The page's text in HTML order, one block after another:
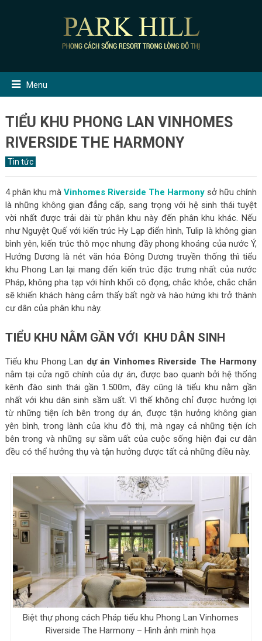
Menu
TIỂU KHU PHONG LAN VINHOMES
RIVERSIDE THE HARMONY
Tin tức
4 phân khu mà Vinhomes Riverside The Harmony sở hữu chính
là những không gian đẳng cấp, sang trọng với hệ sinh thái tuyệt
vời nhất được trải dài từ phân khu này đến phân khu khác. Nếu
như Nguyệt Quế với kiến trúc Hy Lạp điển hình, Tulip là không gian
bình yên, kiến trúc thô mọc nhưng đầy phong khoáng của nước Ý,
Hướng Dương là nét văn hóa Đông Dương truyền thống thì tiểu
khu Phong Lan lại mang đến kiến trúc đặc trưng nhất của nước
Pháp, không pha tạp với hình khối cô đọng, chắc khỏe, chắc chắn
sẽ khiến khách hàng cảm thấy bất ngờ và hào hứng khi trở thành
cư dân của phân khu này.
TIỂU KHU NẰM GẦN VỚI KHU DÂN SINH
Tiểu khu Phong Lan dự án Vinhomes Riverside The Harmony
nằm tại cửa ngõ chính của dự án, được bao quanh bởi hệ thống
kênh đào sinh thái gần 1.500m, đây cũng là tiểu khu nằm gần
nhất với khu dân sinh sầm uất. Vì thế không chỉ được hưởng lợi
từ những tiện ích bên trong dự án, được tận hưởng không gian
yên bình, trong lành của khu đô thị, mà ngay cả những tiện ích
bên trong và những sự sầm uất của cuộc sống hiện đại cư dân
đều có thể hưởng thụ và tận hưởng được tất cả những điều này.
Biệt thự phong cách Pháp tiểu khu Phong Lan Vinhomes
Riverside The Harmony – Hình ảnh minh họa